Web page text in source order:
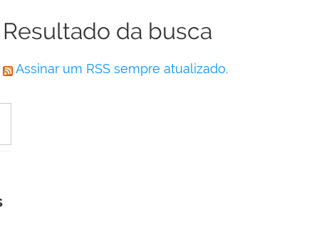
Resultado da busca
Assinar um RSS sempre atualizado.